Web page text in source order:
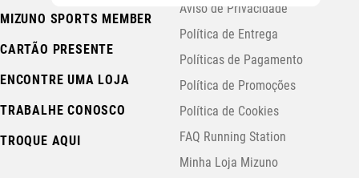
MIZUNO SPORTS MEMBER
CARTÃO PRESENTE
ENCONTRE UMA LOJA
TRABALHE CONOSCO
TROQUE AQUI
Aviso de Privacidade
Política de Entrega
Políticas de Pagamento
Política de Promoções
Política de Cookies
FAQ Running Station
Minha Loja Mizuno